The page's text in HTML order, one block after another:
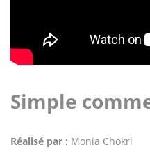
Simple
Réalisé par : Monia Chokri